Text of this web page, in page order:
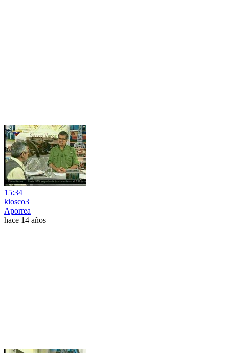
15:34
kiosco3
Aporrea
hace 14 años